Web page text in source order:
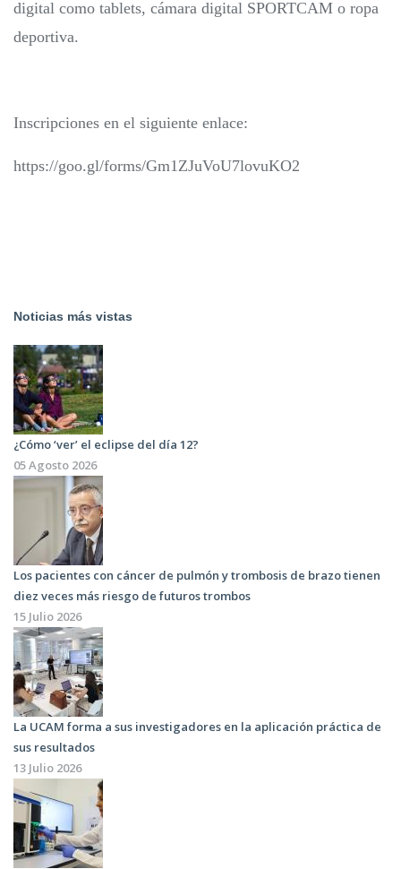
digital como tablets, cámara digital SPORTCAM o ropa
deportiva.
Inscripciones en el siguiente enlace:
https://goo.gl/forms/Gm1ZJuVoU7lovuKO2
Noticias más vistas
¿Cómo ‘ver’ el eclipse del día 12?
05 Agosto 2026
Los pacientes con cáncer de pulmón y trombosis de brazo tienen
diez veces más riesgo de futuros trombos
15 Julio 2026
La UCAM forma a sus investigadores en la aplicación práctica de
sus resultados
13 Julio 2026